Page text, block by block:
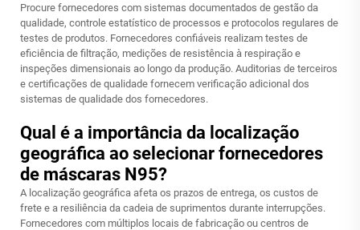
Procure fornecedores com sistemas documentados de gestão da
qualidade, controle estatístico de processos e protocolos regulares de
testes de produtos. Fornecedores confiáveis realizam testes de
eficiência de filtração, medições de resistência à respiração e
inspeções dimensionais ao longo da produção. Auditorias de terceiros
e certificações de qualidade fornecem verificação adicional dos
sistemas de qualidade dos fornecedores.
Qual é a importância da localização
geográfica ao selecionar fornecedores
de máscaras N95?
A localização geográfica afeta os prazos de entrega, os custos de
frete e a resiliência da cadeia de suprimentos durante interrupções.
Fornecedores com múltiplos locais de fabricação ou centros de